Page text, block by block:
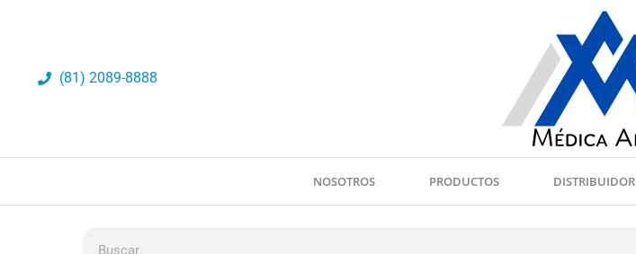
(81) 2089-8888
NOSOTROS PRODUCTOS DISTRIBUIDOR